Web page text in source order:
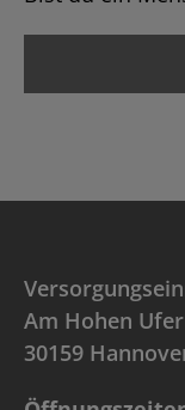
Am Hohen
30159